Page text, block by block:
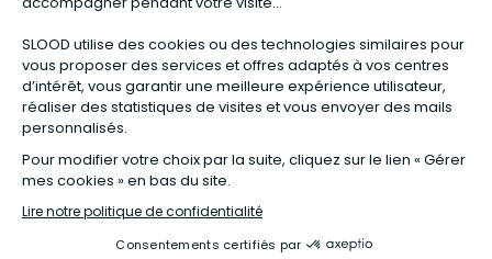
Matelas naturels⋅Graines bio⋅ Lits bébés en bois⋅Déodorant bio⋅Sapin
en bois⋅Complement alimentaire naturel
Calendrier de l’Avent gourmand⋅Couche bio⋅Anti-nuisible⋅Poeles
Ventilateurs de plafond
dans la fiche produit. Tous les codes promos applicables sur Slood sont
**Valable sur les chambres complètes Sauthon taguées en Offre